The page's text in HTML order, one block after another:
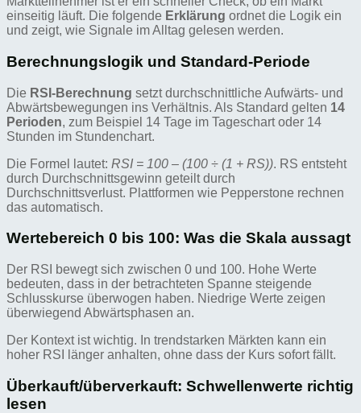
einseitig läuft. Die folgende Erklärung ordnet die Logik ein
und zeigt, wie Signale im Alltag gelesen werden.
Berechnungslogik und Standard-Periode
Die RSI-Berechnung setzt durchschnittliche Aufwärts- und
Abwärtsbewegungen ins Verhältnis. Als Standard gelten 14
Perioden, zum Beispiel 14 Tage im Tageschart oder 14
Stunden im Stundenchart.
Die Formel lautet: RSI = 100 – (100 ÷ (1 + RS)). RS entsteht
durch Durchschnittsgewinn geteilt durch
Durchschnittsverlust. Plattformen wie Pepperstone rechnen
das automatisch.
Wertebereich 0 bis 100: Was die Skala aussagt
Der RSI bewegt sich zwischen 0 und 100. Hohe Werte
bedeuten, dass in der betrachteten Spanne steigende
Schlusskurse überwogen haben. Niedrige Werte zeigen
überwiegend Abwärtsphasen an.
Der Kontext ist wichtig. In trendstarken Märkten kann ein
hoher RSI länger anhalten, ohne dass der Kurs sofort fällt.
Überkauft/überverkauft: Schwellenwerte richtig
lesen